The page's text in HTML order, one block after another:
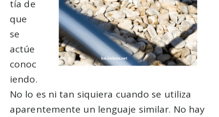
tía de
que
se
actúe
conoc
iendo.
No lo es ni tan siquiera cuando se utiliza
aparentemente un lenguaje similar. No hay